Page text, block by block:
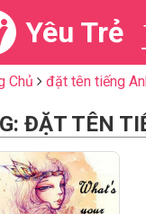
Yêu Trẻ
Chủ đặt tên tiếng
ĐẶT TÊN